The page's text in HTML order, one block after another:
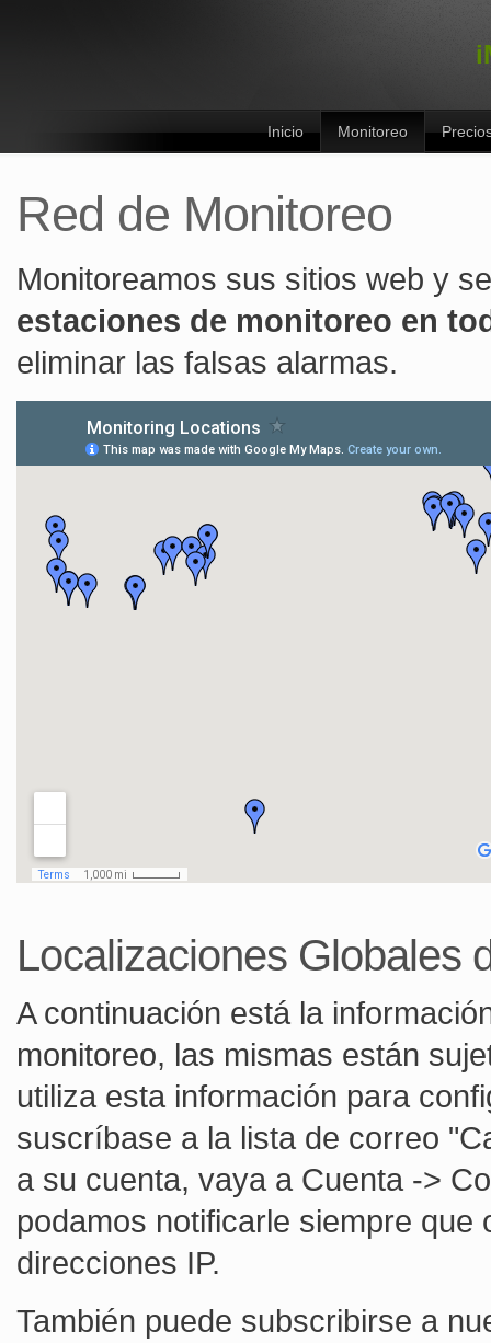
Inicio Monitoreo
Red de Monitoreo
Monitoreamos sus sitios web y
estaciones de monitoreo en
eliminar las falsas alarmas.
Localizaciones Globales
A continuación está la
monitoreo, las mismas están
utiliza esta información para
suscríbase a la lista de correo
a su cuenta, vaya a Cuenta ->
podamos notificarle siempre
direcciones IP.
También puede subscribirse a